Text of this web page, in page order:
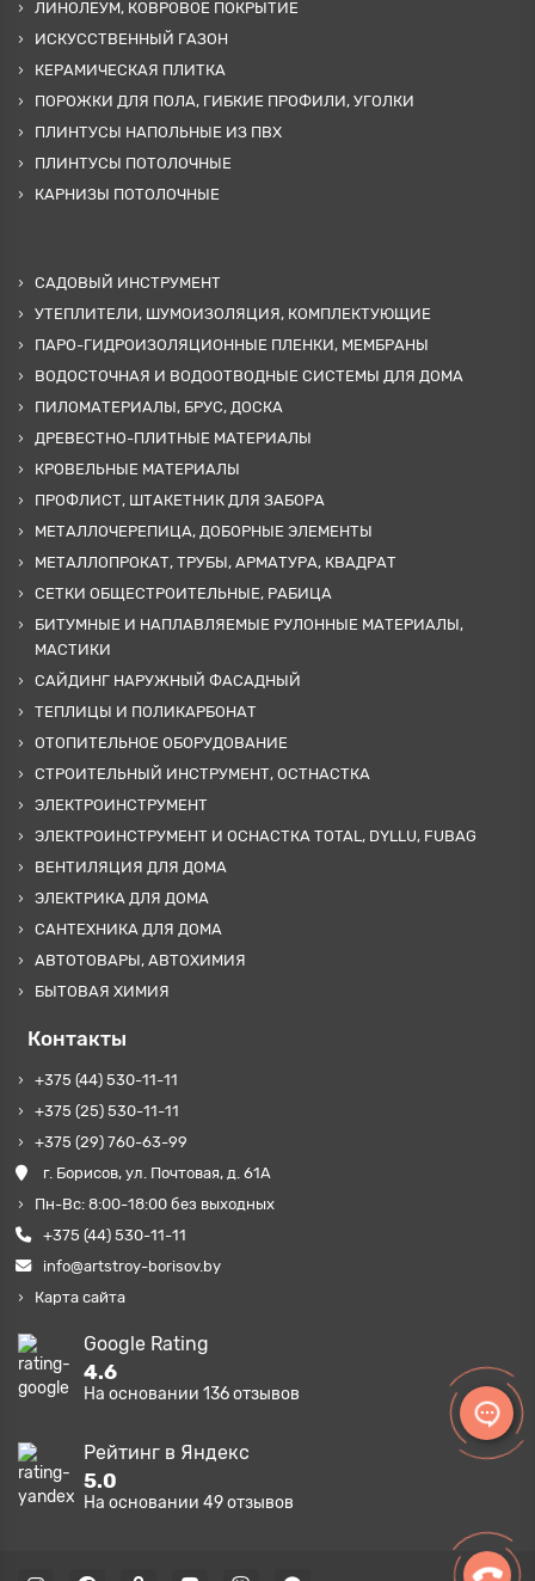
ЛИНОЛЕУМ, КОВРОВОЕ ПОКРЫТИЕ
ИСКУССТВЕННЫЙ ГАЗОН
КЕРАМИЧЕСКАЯ ПЛИТКА
ПОРОЖКИ ДЛЯ ПОЛА, ГИБКИЕ ПРОФИЛИ, УГОЛКИ
ПЛИНТУСЫ НАПОЛЬНЫЕ ИЗ ПВХ
ПЛИНТУСЫ ПОТОЛОЧНЫЕ
КАРНИЗЫ ПОТОЛОЧНЫЕ
САДОВЫЙ ИНСТРУМЕНТ
УТЕПЛИТЕЛИ, ШУМОИЗОЛЯЦИЯ, КОМПЛЕКТУЮЩИЕ
ПАРО-ГИДРОИЗОЛЯЦИОННЫЕ ПЛЕНКИ, МЕМБРАНЫ
ВОДОСТОЧНАЯ И ВОДООТВОДНЫЕ СИСТЕМЫ ДЛЯ ДОМА
ПИЛОМАТЕРИАЛЫ, БРУС, ДОСКА
ДРЕВЕСТНО-ПЛИТНЫЕ МАТЕРИАЛЫ
КРОВЕЛЬНЫЕ МАТЕРИАЛЫ
ПРОФЛИСТ, ШТАКЕТНИК ДЛЯ ЗАБОРА
МЕТАЛЛОЧЕРЕПИЦА, ДОБОРНЫЕ ЭЛЕМЕНТЫ
МЕТАЛЛОПРОКАТ, ТРУБЫ, АРМАТУРА, КВАДРАТ
СЕТКИ ОБЩЕСТРОИТЕЛЬНЫЕ, РАБИЦА
БИТУМНЫЕ И НАПЛАВЛЯЕМЫЕ РУЛОННЫЕ МАТЕРИАЛЫ,
МАСТИКИ
САЙДИНГ НАРУЖНЫЙ ФАСАДНЫЙ
ТЕПЛИЦЫ И ПОЛИКАРБОНАТ
ОТОПИТЕЛЬНОЕ ОБОРУДОВАНИЕ
СТРОИТЕЛЬНЫЙ ИНСТРУМЕНТ, ОСТНАСТКА
ЭЛЕКТРОИНСТРУМЕНТ
ЭЛЕКТРОИНСТРУМЕНТ И ОСНАСТКА TOTAL, DYLLU, FUBAG
ВЕНТИЛЯЦИЯ ДЛЯ ДОМА
ЭЛЕКТРИКА ДЛЯ ДОМА
САНТЕХНИКА ДЛЯ ДОМА
АВТОТОВАРЫ, АВТОХИМИЯ
БЫТОВАЯ ХИМИЯ
Контакты
+375 (44) 530-11-11
+375 (25) 530-11-11
+375 (29) 760-63-99
г. Борисов, ул. Почтовая, д. 61А
Пн-Вс: 8:00-18:00 без выходных
+375 (44) 530-11-11
info@artstroy-borisov.by
Карта сайта
Google Rating
4.6
На основании 136отзывов
Рейтинг в Яндекс
5.0
На основании 49отзывов